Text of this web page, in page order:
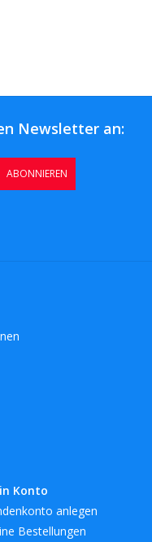
Newsletter an:
ABONNIEREN
Konto
anlegen
Bestellungen